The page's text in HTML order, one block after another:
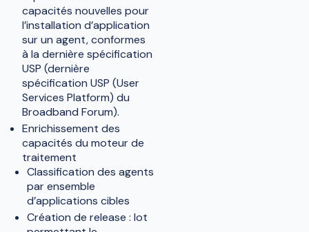
capacités nouvelles pour
l’installation d’application
sur un agent, conformes
à la dernière spécification
USP (dernière
spécification USP (User
Services Platform) du
Broadband Forum).
Enrichissement des
capacités du moteur de
traitement
Classification des agents
par ensemble
d’applications cibles
Création de release : lot